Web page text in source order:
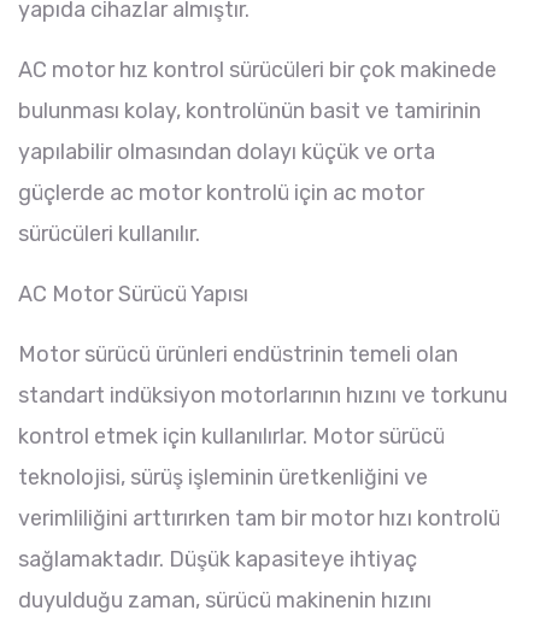
yapıda cihazlar almıştır.
AC motor hız kontrol sürücüleri bir çok makinede
bulunması kolay, kontrolünün basit ve tamirinin
yapılabilir olmasından dolayı küçük ve orta
güçlerde ac motor kontrolü için ac motor
sürücüleri kullanılır.
AC Motor Sürücü Yapısı
Motor sürücü ürünleri endüstrinin temeli olan
standart indüksiyon motorlarının hızını ve torkunu
kontrol etmek için kullanılırlar. Motor sürücü
teknolojisi, sürüş işleminin üretkenliğini ve
verimliliğini arttırırken tam bir motor hızı kontrolü
sağlamaktadır. Düşük kapasiteye ihtiyaç
duyulduğu zaman, sürücü makinenin hızını